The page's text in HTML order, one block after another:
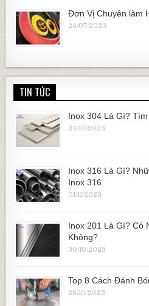
Đơn Vị Chuyên làm
24/07/2023
TIN TỨC
Inox 304 Là Gì?
24/10/2023
Inox 316 Là Gì?
Inox 316
01/11/2023
Inox 201 Là Gì? Có
Không?
30/10/2023
Top 8 Cách Đánh
26/10/2023